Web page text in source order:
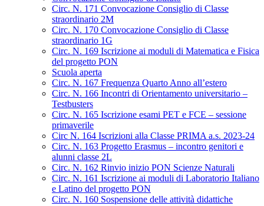
Circ. N. 171 Convocazione Consiglio di Classe
straordinario 2M
Circ. N. 170 Convocazione Consiglio di Classe
straordinario 1G
Circ. N. 169 Iscrizione ai moduli di Matematica e Fisica
del progetto PON
Scuola aperta
Circ. N. 167 Frequenza Quarto Anno all’estero
Circ. N. 166 Incontri di Orientamento universitario –
Testbusters
Circ. N. 165 Iscrizione esami PET e FCE – sessione
primaverile
Circ N. 164 Iscrizioni alla Classe PRIMA a.s. 2023-24
Circ. N. 163 Progetto Erasmus – incontro genitori e
alunni classe 2L
Circ. N. 162 Rinvio inizio PON Scienze Naturali
Circ. N. 161 Iscrizione ai moduli di Laboratorio Italiano
e Latino del progetto PON
Circ. N. 160 Sospensione delle attività didattiche